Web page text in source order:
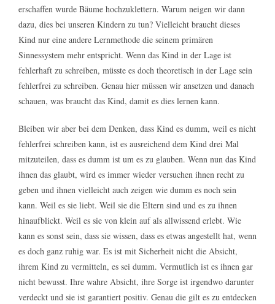
erschaffen wurde Bäume hochzuklettern. Warum neigen wir dann
dazu, dies bei unseren Kindern zu tun? Vielleicht braucht dieses
Kind nur eine andere Lernmethode die seinem primären
Sinnessystem mehr entspricht. Wenn das Kind in der Lage ist
fehlerhaft zu schreiben, müsste es doch theoretisch in der Lage sein
fehlerfrei zu schreiben. Genau hier müssen wir ansetzen und danach
schauen, was braucht das Kind, damit es dies lernen kann.
Bleiben wir aber bei dem Denken, dass Kind es dumm, weil es nicht
fehlerfrei schreiben kann, ist es ausreichend dem Kind drei Mal
mitzuteilen, dass es dumm ist um es zu glauben. Wenn nun das Kind
ihnen das glaubt, wird es immer wieder versuchen ihnen recht zu
geben und ihnen vielleicht auch zeigen wie dumm es noch sein
kann. Weil es sie liebt. Weil sie die Eltern sind und es zu ihnen
hinaufblickt. Weil es sie von klein auf als allwissend erlebt. Wie
kann es sonst sein, dass sie wissen, dass es etwas angestellt hat, wenn
es doch ganz ruhig war. Es ist mit Sicherheit nicht die Absicht,
ihrem Kind zu vermitteln, es sei dumm. Vermutlich ist es ihnen gar
nicht bewusst. Ihre wahre Absicht, ihre Sorge ist irgendwo darunter
verdeckt und sie ist garantiert positiv. Genau die gilt es zu entdecken